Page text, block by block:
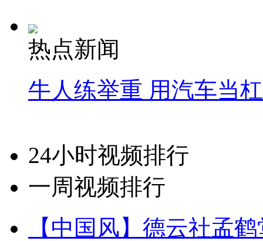
热点新闻
牛人练举重 用汽车当
24小时视频排行
一周视频排行
【中国风】德云社孟